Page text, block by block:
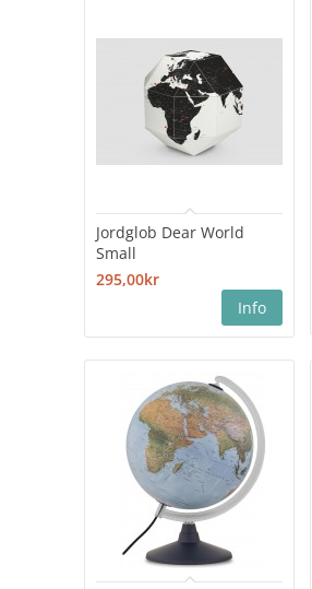
Jordglob Dear World
Small
295,00kr